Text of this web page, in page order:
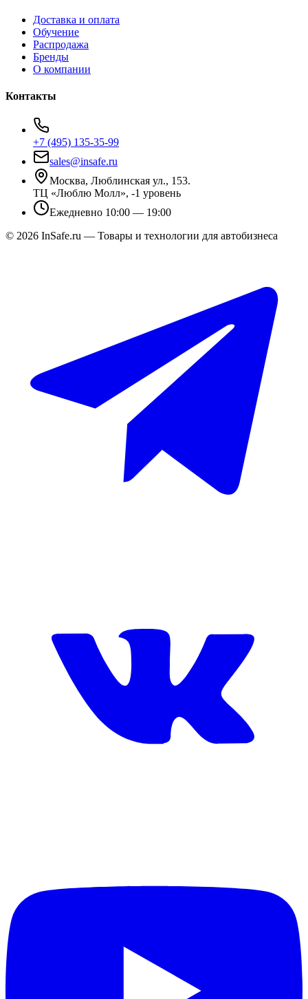
Доставка и оплата
Обучение
Распродажа
Бренды
О компании
Контакты
+7 (495) 135-35-99
sales@insafe.ru
Москва, Люблинская ул., 153.
ТЦ «Люблю Молл», -1 уровень
Ежедневно 10:00 — 19:00
© 2026 InSafe.ru — Товары и технологии для автобизнеса